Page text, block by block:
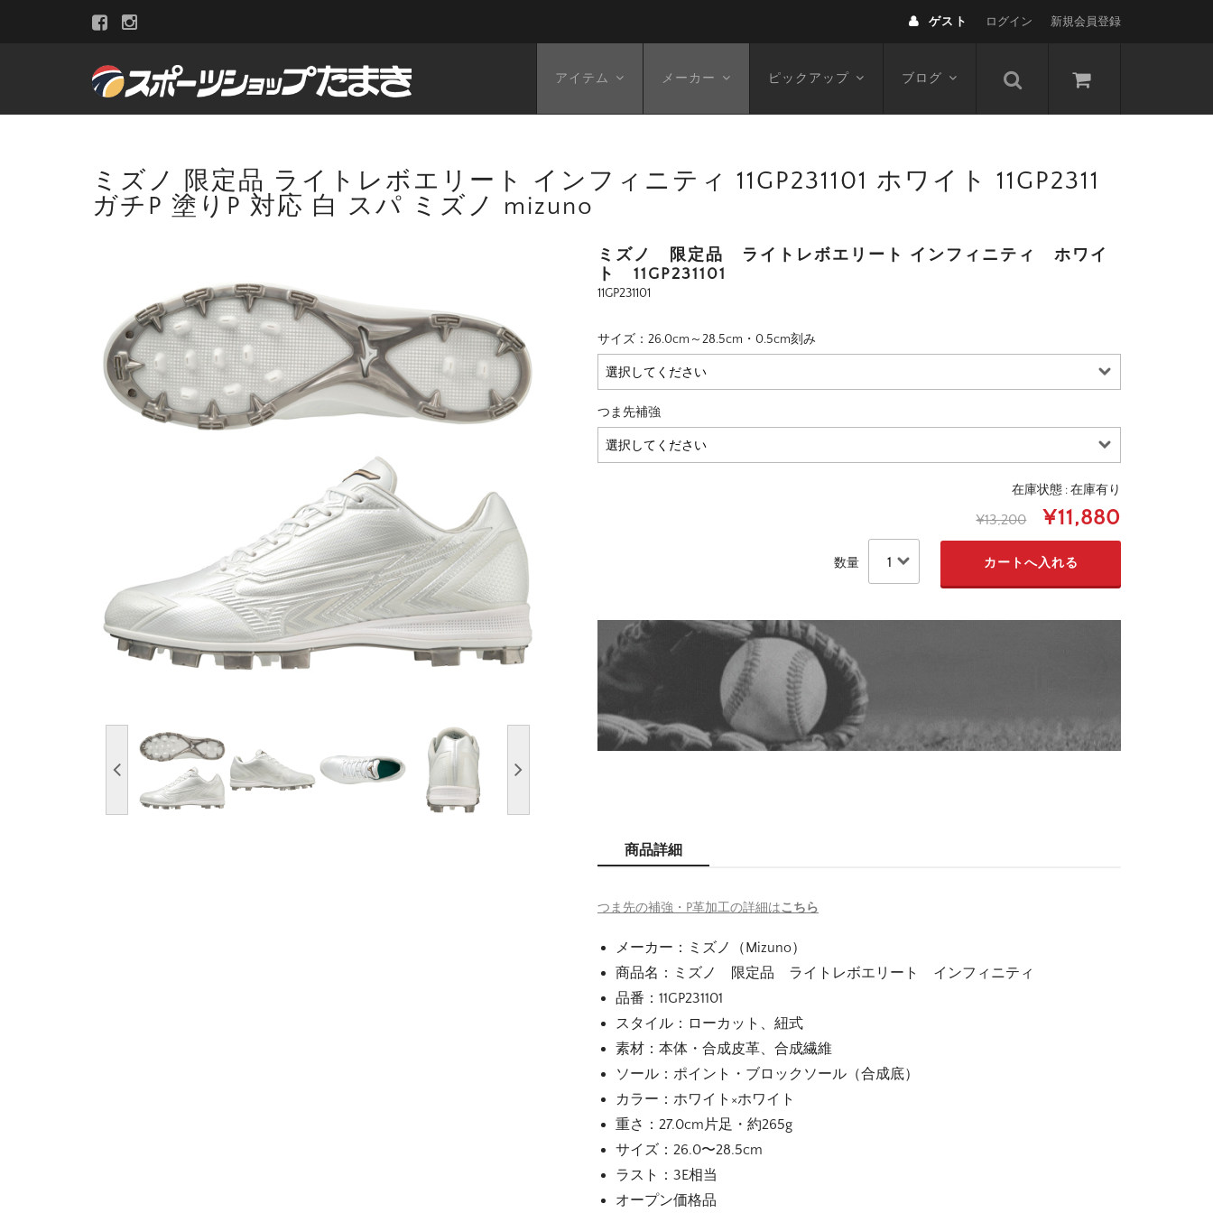
ゲスト ログイン 新規会員登録
アイテム メーカー ピックアップ ブログ
ミズノ 限定品 ライトレボエリート インフィニティ 11GP231101 ホワイト 11GP2311
ガチP 塗りP 対応 白 スパ ミズノ mizuno
ミズノ 限定品 ライトレボエリート インフィニティ ホワイ
ト 11GP231101
11GP231101
サイズ：26.0cm～28.5cm・0.5cm刻み
つま先補強
在庫状態 : 在庫有り
¥13,200 ¥11,880
数量
商品詳細
つま先の補強・P革加工の詳細はこちら
メーカー：ミズノ（Mizuno）
商品名：ミズノ 限定品 ライトレボエリート インフィニティ
品番：11GP231101
スタイル：ローカット、紐式
素材：本体・合成皮革、合成繊維
ソール：ポイント・ブロックソール（合成底）
カラー：ホワイト×ホワイト
重さ：27.0cm片足・約265g
サイズ：26.0〜28.5cm
ラスト：3E相当
オープン価格品